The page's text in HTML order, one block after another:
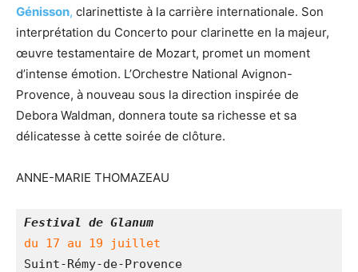
Génisson, clarinettiste à la carrière internationale. Son
interprétation du Concerto pour clarinette en la majeur,
œuvre testamentaire de Mozart, promet un moment
d’intense émotion. L’Orchestre National Avignon-
Provence, à nouveau sous la direction inspirée de
Debora Waldman, donnera toute sa richesse et sa
délicatesse à cette soirée de clôture.
ANNE-MARIE THOMAZEAU
Festival de Glanum
du 17 au 19 juillet
Suint-Rémy-de-Provence